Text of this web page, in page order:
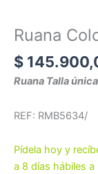
Ruana
$
Ruana Talla única
REF: RMB5634/
Pídela hoy y
a 8 días hábiles
Dama
cantidad